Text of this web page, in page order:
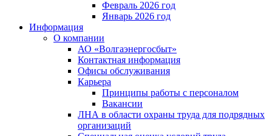
Февраль 2026 год
Январь 2026 год
Информация
О компании
АО «Волгаэнергосбыт»
Контактная информация
Офисы обслуживания
Карьера
Принципы работы с персоналом
Вакансии
ЛНА в области охраны труда для подрядных
организаций